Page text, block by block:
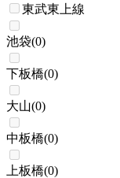
東武東上線
池袋(0)
下板橋(0)
大山(0)
中板橋(0)
上板橋(0)